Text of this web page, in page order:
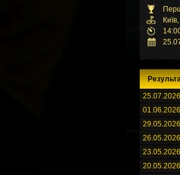
25.07.2026
01.06.2026
29.05.2026
26.05.2026
23.05.2026
20.05.2026